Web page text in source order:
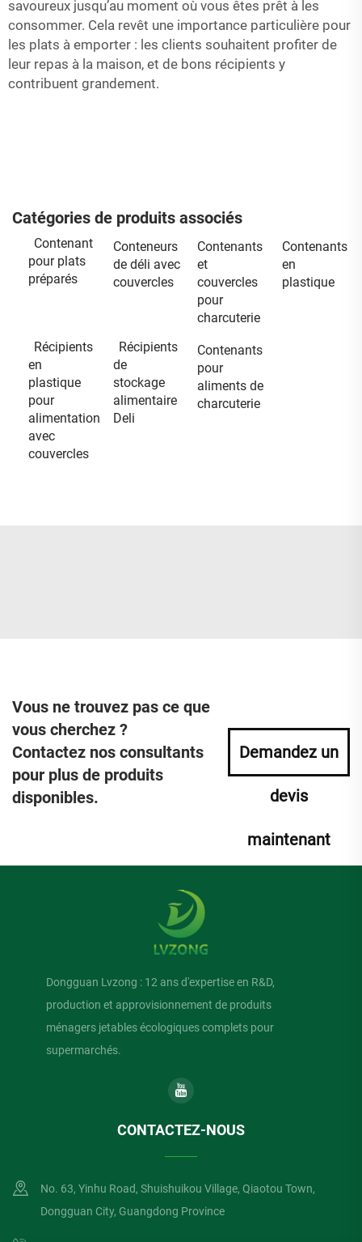
savoureux jusqu’au moment où vous êtes prêt à les
consommer. Cela revêt une importance particulière pour
les plats à emporter : les clients souhaitent profiter de
leur repas à la maison, et de bons récipients y
contribuent grandement.
Catégories de produits associés
Contenant
pour plats
préparés
Conteneurs
de déli avec
couvercles
Contenants
et
couvercles
pour
charcuterie
Contenants
en
plastique
Récipients
en
plastique
pour
alimentation
avec
couvercles
Récipients
de
stockage
alimentaire
Deli
Contenants
pour
aliments de
charcuterie
Vous ne trouvez pas ce que
vous cherchez ?
Contactez nos consultants
pour plus de produits
disponibles.
Demandez un
devis
maintenant
Dongguan Lvzong : 12 ans d'expertise en R&D,
production et approvisionnement de produits
ménagers jetables écologiques complets pour
supermarchés.
CONTACTEZ-NOUS
No. 63, Yinhu Road, Shuishuikou Village, Qiaotou Town,
Dongguan City, Guangdong Province